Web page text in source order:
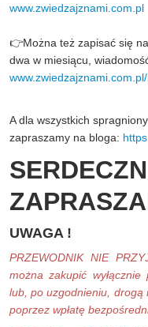
www.zwiedzajznami.com.pl
👉Można też zapisać się
dwa w miesiącu,
A dla wszystkich
zapraszamy na bloga:
UWAGA !
PRZEWODNIK NIE
można zakupić
lub, po uzgodnieniu, drogą
poprzez wpłatę